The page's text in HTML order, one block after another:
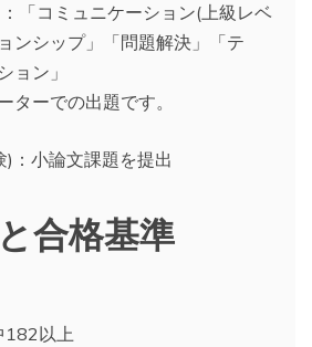
「コミュニケーション(上級レベ
ンシップ」「問題解決」「テ
ョン」
ターでの出題です。
：小論文課題を提出
合格基準
182以上